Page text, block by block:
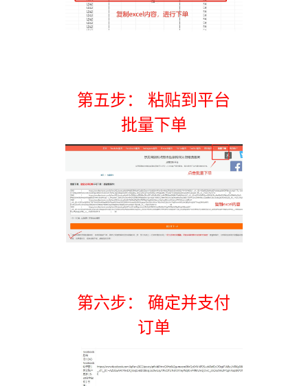
第五步： 粘贴到平台
批量下单
第六步： 确定并支付
订单